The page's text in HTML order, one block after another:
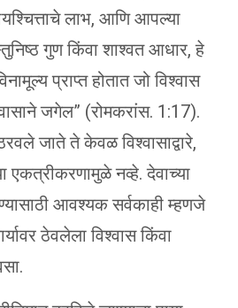
लाभ, आणि आपल्या
गुण किंवा शाश्वत आधार, हे
प्राप्त होतात जो विश्वास
जगेल” (रोमकरांस. 1:17).
जाते ते केवळ विश्वासाद्वारे,
एकत्रीकरणामुळे नव्हे. देवाच्या
आवश्यक सर्वकाही म्हणजे
ठेवलेला विश्वास किंवा